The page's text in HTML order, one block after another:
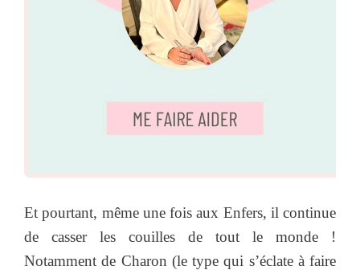
Et pourtant, même une fois aux Enfers, il continue
de casser les couilles de tout le monde !
Notamment de Charon (le type qui s’éclate à faire